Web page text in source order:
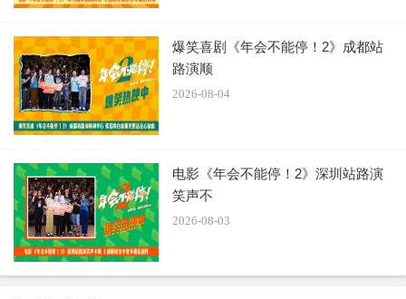
张驰被选中“顶雷”再次遭遇不公 车手奋起抱团凭竞技实力说
话
动的情感共鸣，讲述了张驰与新老朋友一起笑闯人生新赛
段，开启爽燃新征程的故事。全新发布的“全程超燃”版预告
揭开张驰此次面临的全新挑战与困境。成为队长的张驰秉承
公平原则，在包括他自己在内的十位国内顶尖车手中挑选出
四位进入预选赛。然而在后面的比赛中，一场早有预谋的“顶
雷”正等着他。百强（沙溢 饰）告诉安部长（段奕宏
爆笑喜剧《年会不能停！2》成都站
路演顺
2026-08-04
电影《年会不能停！2》深圳站路演
笑声不
2026-08-03